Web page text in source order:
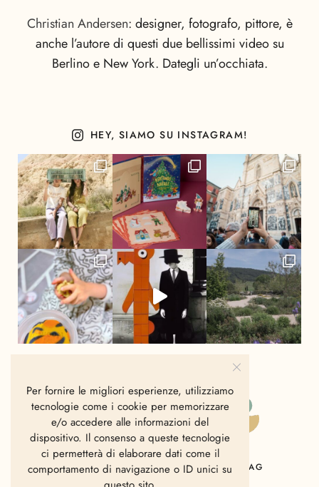
Christian Andersen: designer, fotografo, pittore, è
anche l’autore di questi due bellissimi video su
Berlino e New York. Dategli un’occhiata.
HEY, SIAMO SU INSTAGRAM!
HOME CHI SIAMO CONTATTI MAG
Per fornire le migliori esperienze, utilizziamo
tecnologie come i cookie per memorizzare
e/o accedere alle informazioni del
dispositivo. Il consenso a queste tecnologie
ci permetterà di elaborare dati come il
comportamento di navigazione o ID unici su